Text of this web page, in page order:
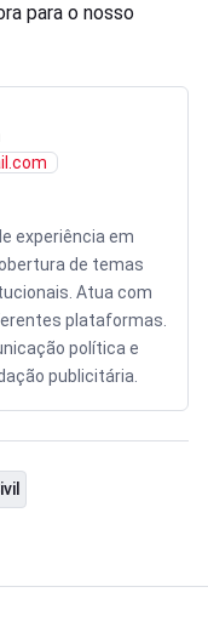
para o nosso
experiência em
de temas
Atua com
plataformas.
política e
publicitária.